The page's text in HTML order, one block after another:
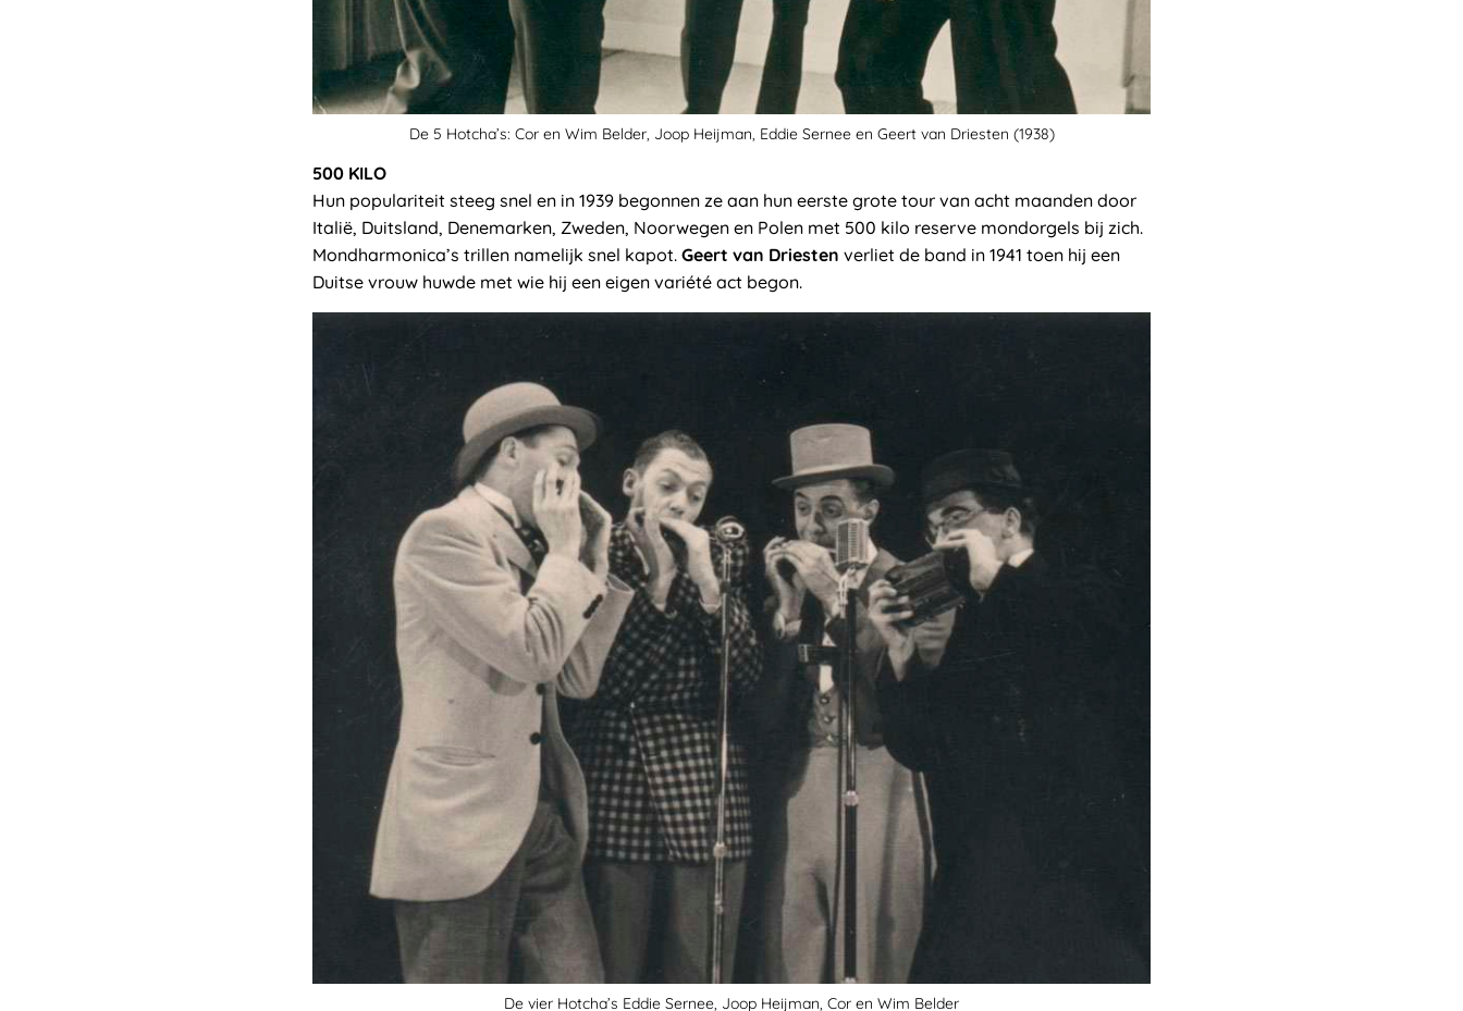
De 5 Hotcha’s: Cor en Wim Belder, Joop Heijman, Eddie Sernee en Geert van Driesten (1938)
500 KILO
Hun populariteit steeg snel en in 1939 begonnen ze aan hun eerste grote tour van acht maanden door
Italië, Duitsland, Denemarken, Zweden, Noorwegen en Polen met 500 kilo reserve mondorgels bij zich.
Mondharmonica’s trillen namelijk snel kapot. Geert van Driesten verliet de band in 1941 toen hij een
Duitse vrouw huwde met wie hij een eigen variété act begon.
De vier Hotcha’s Eddie Sernee, Joop Heijman, Cor en Wim Belder